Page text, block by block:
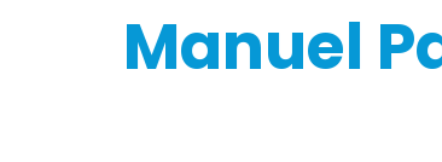
Manuel